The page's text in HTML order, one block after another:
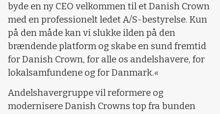
byde en ny CEO velkommen til et Danish Crown
med en professionelt ledet A/S-bestyrelse. Kun
på den måde kan vi slukke ilden på den
brændende platform og skabe en sund fremtid
for Danish Crown, for alle os andelshavere, for
lokalsamfundene og for Danmark.«
Andelshavergruppe vil reformere og
modernisere Danish Crowns top fra bunden